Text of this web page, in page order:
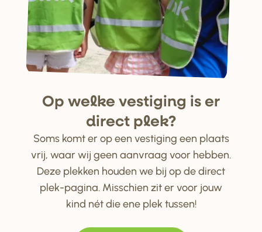
Op welke vestiging is er
direct plek?
Soms komt er op een vestiging een plaats
vrij, waar wij geen aanvraag voor hebben.
Deze plekken houden we bij op de direct
plek-pagina. Misschien zit er voor jouw
kind nét die ene plek tussen!